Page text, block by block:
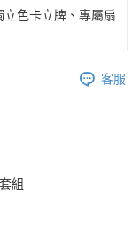
色卡立牌、專屬扇
客服
組